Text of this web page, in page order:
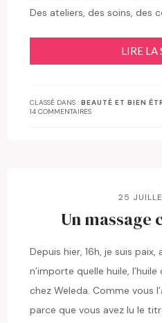
Des ateliers, des soins, des
LIRE LA
CLASSÉ DANS :BEAUTÉ ET BIEN
14 COMMENTAIRES
25
Un massage
Depuis hier, 16h, je suis paix,
n’importe quelle huile,
chez Weleda. Comme vous
parce que vous avez lu le